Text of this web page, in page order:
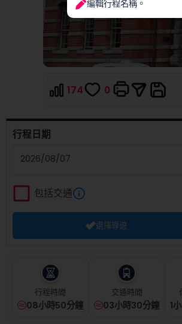
編輯行程名稱。
174 0
行程日期
forward
to
interact
the
date.
Press
包括交通
選擇導遊
行程時間
08小時50分鐘
交通時間
03小時30分鐘 1